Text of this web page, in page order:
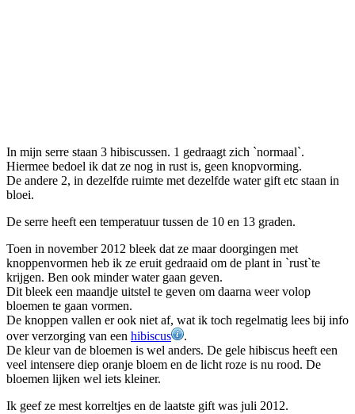
In mijn serre staan 3 hibiscussen. 1 gedraagt zich `normaal`.
Hiermee bedoel ik dat ze nog in rust is, geen knopvorming.
De andere 2, in dezelfde ruimte met dezelfde water gift etc staan in
bloei.
De serre heeft een temperatuur tussen de 10 en 13 graden.
Toen in november 2012 bleek dat ze maar doorgingen met
knoppenvormen heb ik ze eruit gedraaid om de plant in `rust`te
krijgen. Ben ook minder water gaan geven.
Dit bleek een maandje uitstel te geven om daarna weer volop
bloemen te gaan vormen.
De knoppen vallen er ook niet af, wat ik toch regelmatig lees bij info
over verzorging van een hibiscus
.
De kleur van de bloemen is wel anders. De gele hibiscus heeft een
veel intensere diep oranje bloem en de licht roze is nu rood. De
bloemen lijken wel iets kleiner.
Ik geef ze mest korreltjes en de laatste gift was juli 2012.